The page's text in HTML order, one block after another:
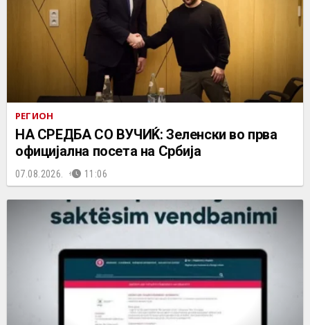
РЕГИОН
НА СРЕДБА СО ВУЧИЌ: Зеленски во прва
официјална посета на Србија
07.08.2026. 11:06